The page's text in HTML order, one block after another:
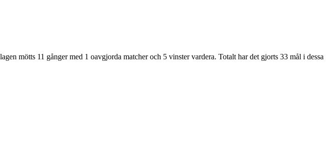
mötts 11 gånger med 1 oavgjorda matcher och 5 vinster vardera. Totalt har det gjorts 33 mål i dessa